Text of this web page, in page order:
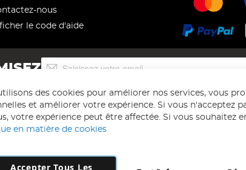
nous
le code d'aide
lettre
d’information
:
des cookies pour améliorer nos services, vous
et améliorer votre expérience. Si vous n'acceptez
votre expérience peut être affectée. Si vous souhaitez
en matière de cookies
Accepter Tous Les